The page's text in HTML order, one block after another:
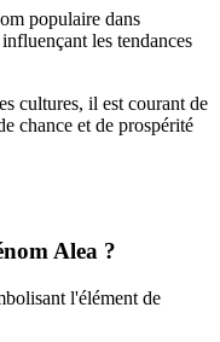
populaire dans
les tendances
cultures, il est courant de
chance et de prospérité
Alea ?
l'élément de